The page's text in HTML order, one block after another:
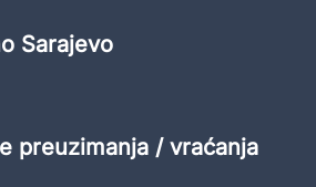
Sarajevo
preuzimanja / vraćanja